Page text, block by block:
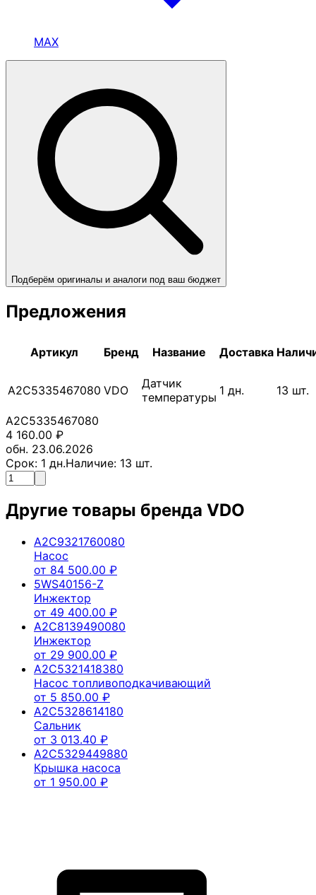
MAX
Подберём оригиналы и аналоги под ваш бюджет
Предложения
Артикул Бренд Название Доставка
A2C5335467080 VDO
Датчик
температуры 1 дн. 13 шт.
A2C5335467080
4 160.00 ₽
обн. 23.06.2026
Срок: 1 дн.Наличие: 13 шт.
Другие товары бренда VDO
A2C9321760080
Насос
от 84 500.00 ₽
5WS40156-Z
Инжектор
от 49 400.00 ₽
A2C8139490080
Инжектор
от 29 900.00 ₽
A2C5321418380
Насос топливоподкачивающий
от 5 850.00 ₽
A2C5328614180
Сальник
от 3 013.40 ₽
A2C5329449880
Крышка насоса
от 1 950.00 ₽